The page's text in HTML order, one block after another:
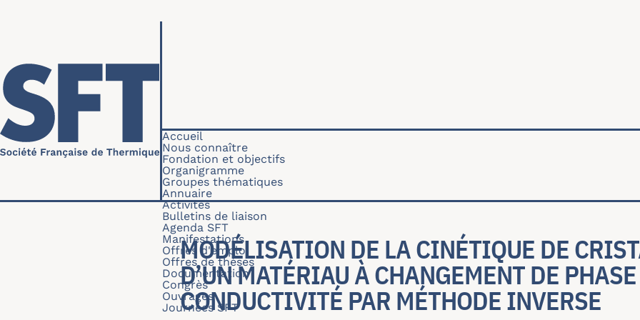
Navigation principale
Accueil
Nous connaître
Fondation et objectifs
Organigramme
Groupes thématiques
Annuaire
Activités
Bulletins de liaison
Agenda SFT
Manifestations
Offres d'emploi
Offres de thèses
Documentation
Congrès
Ouvrages
Journées SFT
MODÉLISATION DE LA CINÉTIQUE DE
D’UN MATÉRIAU À CHANGEMENT DE
CONDUCTIVITÉ PAR MÉTHODE INVERSE